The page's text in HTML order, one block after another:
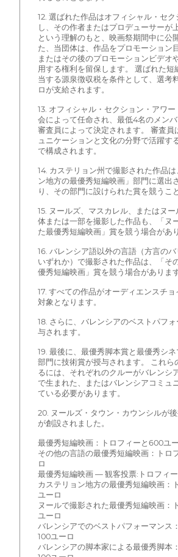
12. 選ばれた作品はオフィシャル・セ
し、その作者またはプロデューサーが
という理解のもと、映画祭期間中に公
た、当団体は、作品をプロモーション
またはその後のプロモーションビデオ
用する権利を留保します。 選ばれた短
当する源泉徴収税を条件として、選考
ロが支給されます。
13. オフィシャル・セクション・アワー
会によって任命され、最低4名のメン
審査員によって決定されます。 審査員
ュニケーションと文化の分野で活躍す
で構成されます。
14. カステリョン州で撮影された作品は
ン地方の最優秀短編映画」部門に選出
り、その部門に設けられた賞を競うこ
15. ヌールズ、マスカレル、またはヌ
体または一部を撮影した作品も、「ヌ
た最優秀短編映画」賞を競う場合があ
16. バレンシア語以外の言語（方言の
いずれか）で撮影された作品は、「そ
優秀短編映画」賞を競う場合があります
17. すべての作品がオーディエンスチ
対象となります。
18. さらに、バレンシアのベストパフ
与されます。
19. 最後に、最優秀脚本賞と最優秀シ
部門に技術賞が授与されます。 これら
るには、それぞれのクルーがバレンシ
で生まれた、またはバレンシアコミュ
ている必要があります。
20. ヌールズ・タウン・カウンシルが
が創設されました。
最優秀短編映画：トロフィーと600ユ
その他の言語の最優秀短編映画：トロ
ロ
最優秀短編映画 — 観客投票:トロフィ
カステリョン地方の最優秀短編映画：
ユーロ
ヌールで撮影された最優秀短編映画：
ユーロ
バレンシアでのベストパフォーマンス
100ユーロ
バレンシアの脚本家による最優秀脚本